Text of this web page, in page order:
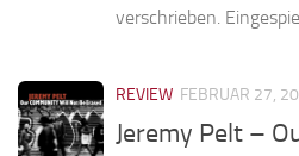
verschrieben.
REVIEW FEBRUAR 27,
Jeremy Pelt –